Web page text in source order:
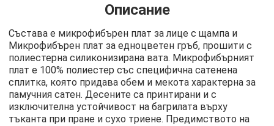
Описание
Състава е микрофибърен плат за лице с щампа и
Микрофибърен плат за едноцветен гръб, прошити с
полиестерна силиконизирана вата. Микрофибърният
плат е 100% полиестер със специфична сатенена
сплитка, която придава обем и мекота характерна за
памучния сатен. Десените са принтирани и с
изключителна устойчивост на багрилата върху
тъканта при пране и сухо триене. Предимството на